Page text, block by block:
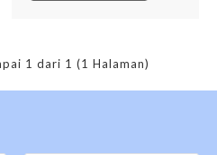
1 dari 1 (1 Halaman)